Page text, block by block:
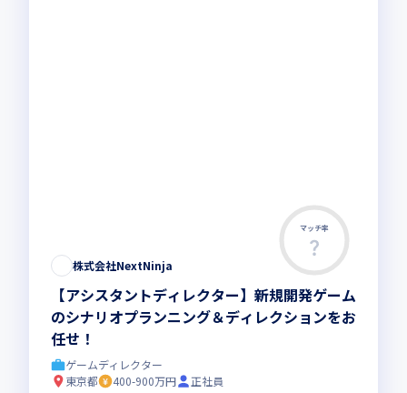
マッチ率
株式会社NextNinja
【アシスタントディレクター】新規開発ゲーム
のシナリオプランニング＆ディレクションをお
任せ！
ゲームディレクター
東京都
400-900万円
正社員